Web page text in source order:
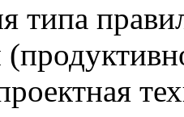
типа